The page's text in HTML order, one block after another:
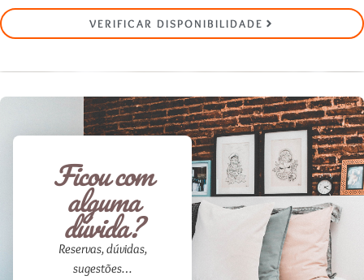
VERIFICAR DISPONIBILIDADE
Ficou com
alguma
dúvida?
Reservas, dúvidas,
sugestões…